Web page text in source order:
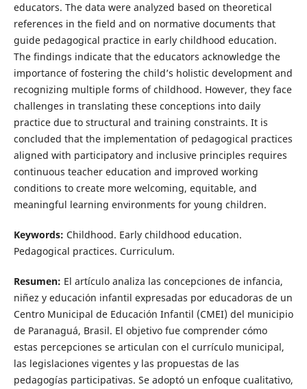
educators. The data were analyzed based on theoretical
references in the field and on normative documents that
guide pedagogical practice in early childhood education.
The findings indicate that the educators acknowledge the
importance of fostering the child’s holistic development and
recognizing multiple forms of childhood. However, they face
challenges in translating these conceptions into daily
practice due to structural and training constraints. It is
concluded that the implementation of pedagogical practices
aligned with participatory and inclusive principles requires
continuous teacher education and improved working
conditions to create more welcoming, equitable, and
meaningful learning environments for young children.
Keywords: Childhood. Early childhood education.
Pedagogical practices. Curriculum.
Resumen: El artículo analiza las concepciones de infancia,
niñez y educación infantil expresadas por educadoras de un
Centro Municipal de Educación Infantil (CMEI) del municipio
de Paranaguá, Brasil. El objetivo fue comprender cómo
estas percepciones se articulan con el currículo municipal,
las legislaciones vigentes y las propuestas de las
pedagogías participativas. Se adoptó un enfoque cualitativo,